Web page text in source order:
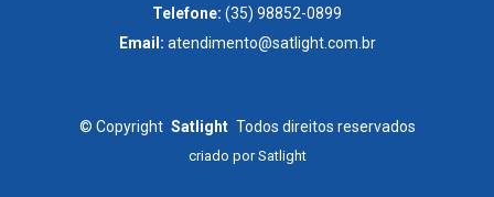
Telefone: (35) 98852-0899
Email: atendimento@satlight.com.br
© Copyright Satlight Todos direitos reservados
criado porSatlight